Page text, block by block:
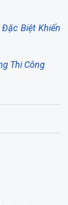
Đặc Biệt Khiến
Thi Công